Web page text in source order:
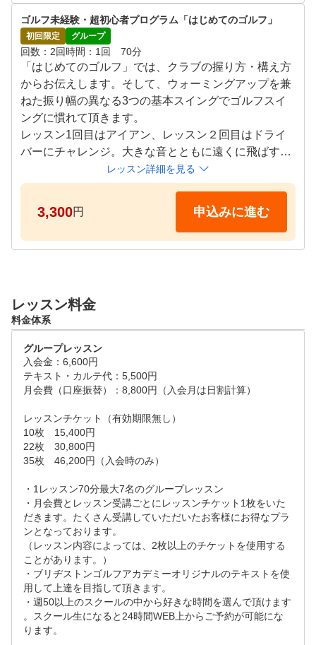
クラブ＆シューズはレンタル無料のため手ぶらでもO
Kです。
※グローブの貸し出しは行っておりませんので、
お持ちいただくか店頭でのご購入をお願いします。
※体験レッスンのご利用はお一人1回までとさせて頂
きます。
【タイムスケジュール】
月
10:30～、13:30～、19:20～、20:50～、
10:30～、13:30～、17:50～、19:20～、20:50～、
～、13:30～、14:00～、15:00～、15:30～、16:30～
、18:00～
日曜
9:00～、9:30～、10:30～、11:00～、12:00～、12:30
～、13:30～、14:00～、15:00～、15:30～、16:30～
、17:00～、18:00～、19:30～
－－－－－－－－－－－－－－－－－－－－－－－－
－－－－－－－－－－－－－－－－－－－－－－－－
－－－
※日時リクエストについて…
例1　行きたい日にちはあるが、日曜15時に終了して
いたら何時でも大丈夫な場合…
入力方法＞　第一希望：希望日入力　9：00～1
5:00　とご入力下さい。
例2　第一希望：水曜19:20～　第二希望：同日の水曜
20:50～　の場合…
ゴルフ未経験・超初心者プログラム「はじめてのゴルフ」
初回限定 グループ
回数 2回時間 1回　70分
「はじめてのゴルフ」では、クラブの握り方・構え方
からお伝えします。そして、ウォーミングアップを兼
ねた振り幅の異なる3つの基本スイングでゴルフスイ
ングに慣れて頂きます。
レッスン1回目はアイアン、レッスン２回目はドライ
バーにチャレンジ。大きな音とともに遠くに飛ばす楽
しさを味わって頂きます。２回目のレッスン終了間際
には、スイングをタブレットで撮影し、2回のレッス
ンで出来たことを一緒に確認して頂きます。
体験レッスン２回終了後、スクールのご継続をぜひご
検討ください。
※グローブの貸し出しは行っておりませんので、お持
ちいただくか店頭でのご購入をお願いします。
※体験レッスンのご利用はお一人1回までとさせて頂
きます。
月
10:30～、13:30～、19:20～、20:50～、
火・木・金
水
10:30～、16:20～、17:50～、19:20～、20:50～、
土曜
9:00～、9:30～、10:30～、11:00～、12:00～、12:30
～、13:30～、14:00～、15:00～、15:30～、16:30～
、18:00～
日曜
レッスン詳細を見る
3,300円 申込みに進む
レッスン料金
料金体系
グループレッスン
入会金：6,600円
テキスト・カルテ代：5,500円
月会費（口座振替）：8,800円（入会月は日割計算）
レッスンチケット（有効期限無し）
10枚　15,400円
22枚　30,800円
35枚　46,200円（入会時のみ）
・1レッスン70分最大7名のグループレッスン
・月会費とレッスン受講ごとにレッスンチケット1枚をいた
だきます。たくさん受講していただいたお客様にお得なプラ
ンとなっております。
（レッスン内容によっては、2枚以上のチケットを使用する
ことがあります。）
・ブリヂストンゴルフアカデミーオリジナルのテキストを使
用して上達を目指して頂きます。
・週50以上のスクールの中から好きな時間を選んで頂けます
。スクール生になると24時間WEB上からご予約が可能にな
ります。